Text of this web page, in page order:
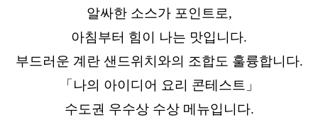
알싸한 소스가 포인트로,
아침부터 힘이 나는 맛입니다.
부드러운 계란 샌드위치와의 조합도 훌륭합니다.
「나의 아이디어 요리 콘테스트」
수도권 우수상 수상 메뉴입니다.